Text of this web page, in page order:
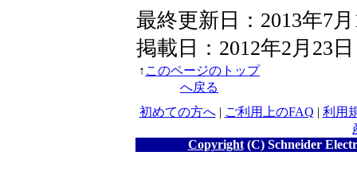
最終更新日：2013年7
掲載日：2012年2月23日
↑ このページのトップ
へ戻る
初めての方へ| ご利用上のFAQ | 利用
Copyright(C) Schneider